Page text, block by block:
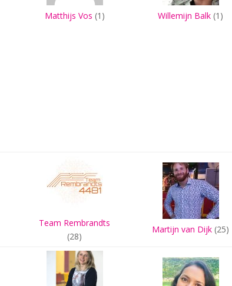
Matthijs Vos (1) Willemijn Balk (1)
Team Rembrandts
(28)
Martijn van Dijk (25)